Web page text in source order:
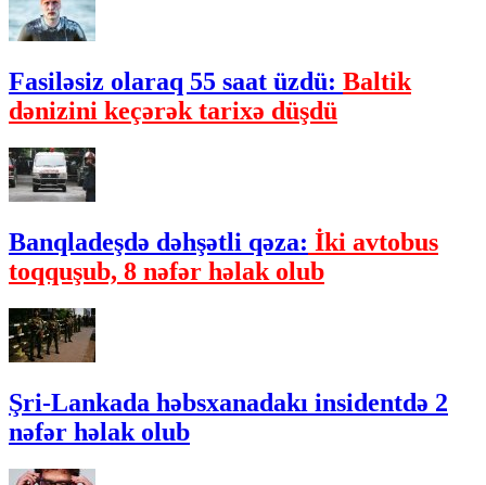
Fasiləsiz olaraq 55 saat üzdü: Baltik
dənizini keçərək tarixə düşdü
Banqladeşdə dəhşətli qəza: İki avtobus
toqquşub, 8 nəfər həlak olub
Şri-Lankada həbsxanadakı insidentdə 2
nəfər həlak olub